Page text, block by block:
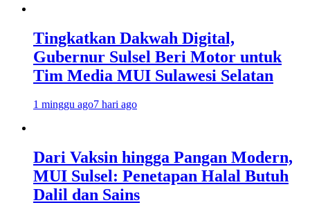
Tingkatkan Dakwah Digital,
Gubernur Sulsel Beri Motor untuk
Tim Media MUI Sulawesi Selatan
1 minggu ago7 hari ago
Dari Vaksin hingga Pangan Modern,
MUI Sulsel: Penetapan Halal Butuh
Dalil dan Sains